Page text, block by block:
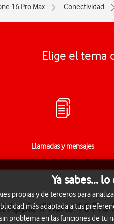
16 Pro Max Conectividad
Elige el tema
Llamadas y mensajes
iPhone 16 Pro
Ya sabes...
propias y de terceros para
más adaptada a tus
problema en las funciones de tu